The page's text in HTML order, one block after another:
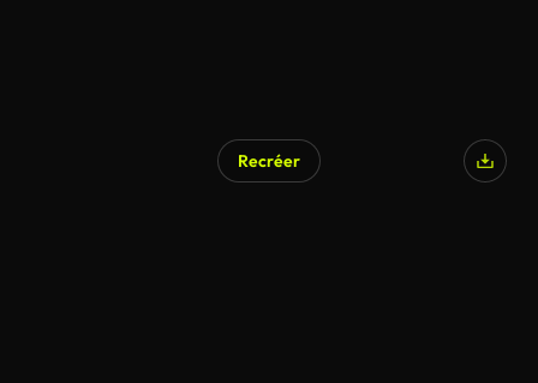
Recréer